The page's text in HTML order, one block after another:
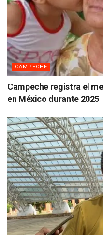
CAMPECHE
Campeche registra el
en México durante 2025